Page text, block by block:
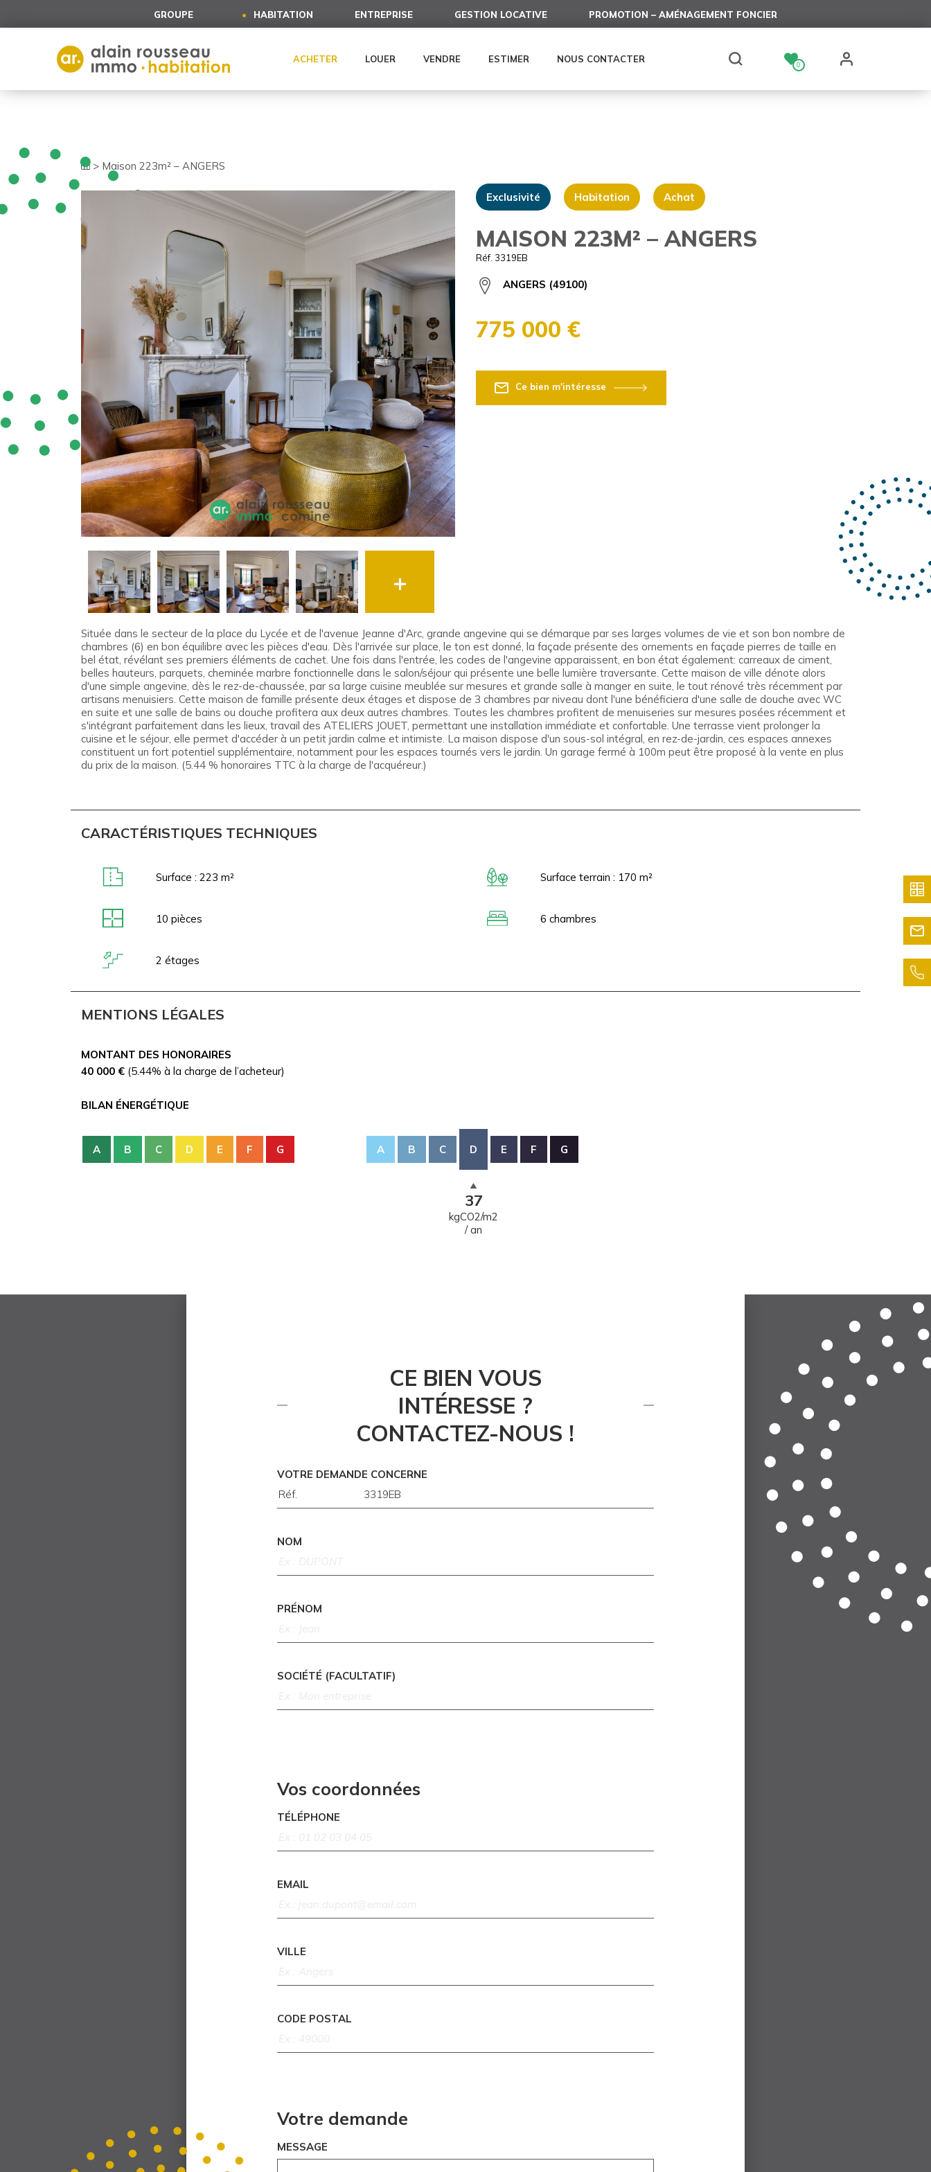
GROUPE HABITATION ENTREPRISE GESTION LOCATIVE PROMOTION – AMÉNAGEMENT FONCIER
ACHETER LOUER VENDRE ESTIMER NOUS CONTACTER 0
> Maison 223m² – ANGERS
+
Exclusivité Habitation Achat
MAISON 223M² – ANGERS
Réf. 3319EB
ANGERS (49100)
775 000 €
Ce bien m'intéresse
Située dans le secteur de la place du Lycée et de l'avenue Jeanne d'Arc, grande angevine qui se démarque par ses larges volumes de vie et son bon nombre de
chambres (6) en bon équilibre avec les pièces d'eau. Dès l'arrivée sur place, le ton est donné, la façade présente des ornements en façade pierres de taille en
bel état, révélant ses premiers éléments de cachet. Une fois dans l'entrée, les codes de l'angevine apparaissent, en bon état également: carreaux de ciment,
belles hauteurs, parquets, cheminée marbre fonctionnelle dans le salon/séjour qui présente une belle lumière traversante. Cette maison de ville dénote alors
d'une simple angevine, dès le rez-de-chaussée, par sa large cuisine meublée sur mesures et grande salle à manger en suite, le tout rénové très récemment par
artisans menuisiers. Cette maison de famille présente deux étages et dispose de 3 chambres par niveau dont l'une bénéficiera d'une salle de douche avec WC
en suite et une salle de bains ou douche profitera aux deux autres chambres. Toutes les chambres profitent de menuiseries sur mesures posées récemment et
s'intégrant parfaitement dans les lieux, travail des ATELIERS JOUET, permettant une installation immédiate et confortable. Une terrasse vient prolonger la
cuisine et le séjour, elle permet d'accéder à un petit jardin calme et intimiste. La maison dispose d'un sous-sol intégral, en rez-de-jardin, ces espaces annexes
constituent un fort potentiel supplémentaire, notamment pour les espaces tournés vers le jardin. Un garage fermé à 100m peut être proposé à la vente en plus
du prix de la maison. (5.44 % honoraires TTC à la charge de l'acquéreur.)
CARACTÉRISTIQUES TECHNIQUES
Surface : 223 m² Surface terrain : 170 m²
10 pièces 6 chambres
2 étages
MENTIONS LÉGALES
MONTANT DES HONORAIRES
40 000 € (5.44% à la charge de l’acheteur)
BILAN ÉNERGÉTIQUE
A B C D E F G A B C D
37
kgCO2/m2
/ an
E F G
CE BIEN VOUS
INTÉRESSE ?
CONTACTEZ-NOUS !
VOTRE DEMANDE CONCERNE
NOM
PRÉNOM
SOCIÉTÉ (FACULTATIF)
Vos coordonnées
TÉLÉPHONE
EMAIL
VILLE
CODE POSTAL
Votre demande
MESSAGE